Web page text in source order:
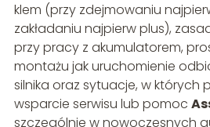
klem (przy zdejmowaniu
zakładaniu najpierw plus),
przy pracy z akumulatorem,
montażu jak uruchomienie
silnika oraz sytuacje, w których
wsparcie serwisu lub pomoc
szczególnie w nowoczesnych